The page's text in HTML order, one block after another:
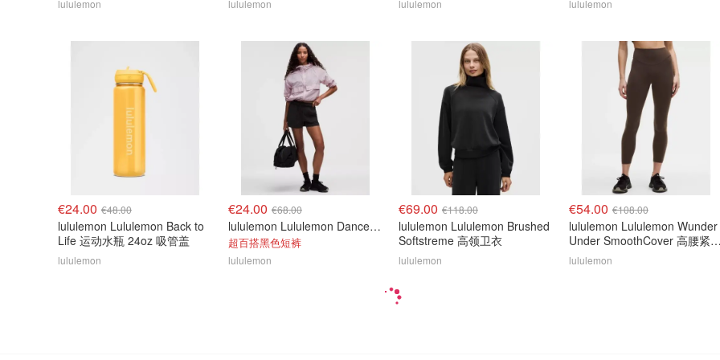
lululemon lululemon lululemon lululemon
€24.00 €48.00
lululemon Lululemon Back to
Life 运动水瓶 24oz 吸管盖
lululemon
€24.00 €68.00
lululemon Lululemon Dance Studio 高腰短裤 3.5英寸
超百搭黑色短裤
lululemon
€69.00 €118.00
lululemon Lululemon Brushed
Softstreme 高领卫衣
lululemon
€54.00 €108.00
lululemon Lululemon Wunder
Under SmoothCover 高腰紧
裤 25英寸
lululemon